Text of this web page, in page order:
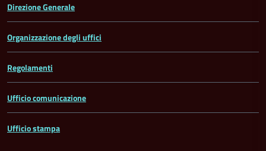
Direzione Generale
Organizzazione degli uffici
Regolamenti
Ufficio comunicazione
Ufficio stampa